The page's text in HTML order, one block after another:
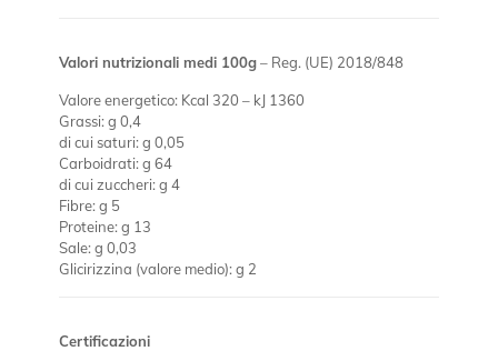
Valori nutrizionali medi 100g– Reg. (UE) 2018/848
Valore energetico: Kcal 320 – kJ 1360
Grassi: g 0,4
di cui saturi: g 0,05
Carboidrati: g 64
di cui zuccheri: g 4
Fibre: g 5
Proteine: g 13
Sale: g 0,03
Glicirizzina (valore medio): g 2
Certificazioni